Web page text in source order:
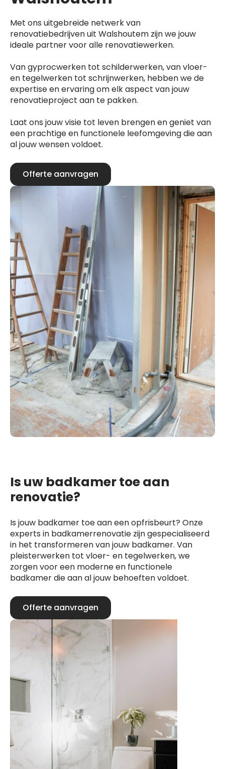
Met ons uitgebreide netwerk van
renovatiebedrijven uit Walshoutem zijn we jouw
ideale partner voor alle renovatiewerken.
Van gyprocwerken tot schilderwerken, van vloer-
en tegelwerken tot schrijnwerken, hebben we de
expertise en ervaring om elk aspect van jouw
renovatieproject aan te pakken.
Laat ons jouw visie tot leven brengen en geniet van
een prachtige en functionele leefomgeving die aan
al jouw wensen voldoet.
Offerte aanvragen
Is uw badkamer toe aan
renovatie?
Is jouw badkamer toe aan een opfrisbeurt? Onze
experts in badkamerrenovatie zijn gespecialiseerd
in het transformeren van jouw badkamer. Van
pleisterwerken tot vloer- en tegelwerken, we
zorgen voor een moderne en functionele
badkamer die aan al jouw behoeften voldoet.
Offerte aanvragen